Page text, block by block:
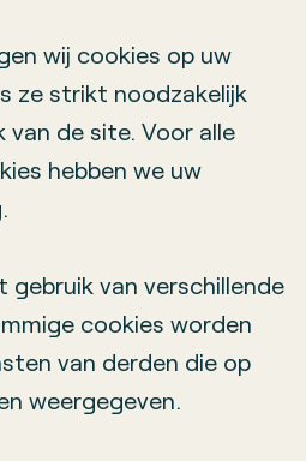
wij cookies op uw
ze strikt noodzakelijk
van de site. Voor alle
hebben we uw
gebruik van verschillende
cookies worden
van derden die op
weergegeven.